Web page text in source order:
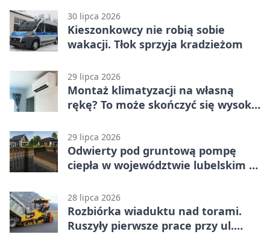
30 lipca 2026
Kieszonkowcy nie robią sobie
wakacji. Tłok sprzyja kradzieżom
29 lipca 2026
Montaż klimatyzacji na własną
rękę? To może skończyć się wysoką
29 lipca 2026
Odwierty pod gruntową pompę
ciepła w województwie lubelskim -
28 lipca 2026
Rozbiórka wiaduktu nad torami.
Ruszyły pierwsze prace przy ul.